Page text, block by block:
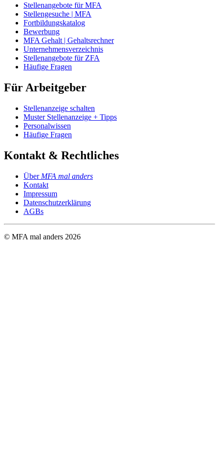
Stellenangebote für MFA
Stellengesuche | MFA
Fortbildungskatalog
Bewerbung
MFA Gehalt | Gehaltsrechner
Unternehmensverzeichnis
Stellenangebote für ZFA
Häufige Fragen
Für Arbeitgeber
Stellenanzeige schalten
Muster Stellenanzeige + Tipps
Personalwissen
Häufige Fragen
Kontakt & Rechtliches
Über MFA mal anders
Kontakt
Impressum
Datenschutzerklärung
AGBs
© MFA mal anders 2026